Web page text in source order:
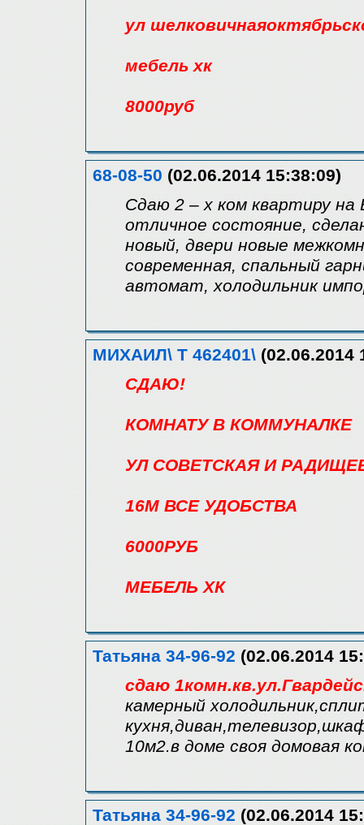
ул
мебель хк
8000руб
68-08-50 (02.06.2014 15:38:09)
Сдаю 2 – х ком квартиру
отличное состояние,
новый, двери новые
современная, спальный
автомат, холодильник
МИХАИЛ\ Т 462401\ (02.06.2014
CДАЮ!
КОМНАТУ В КОММУНАЛКЕ
УЛ СОВЕТСКАЯ И
16М ВСЕ УДОБСТВА
6000РУБ
МЕБЕЛЬ ХК
Татьяна 34-96-92 (02.06.2014
сдаю
камерный
10м2.в доме своя домовая
Татьяна 34-96-92 (02.06.2014